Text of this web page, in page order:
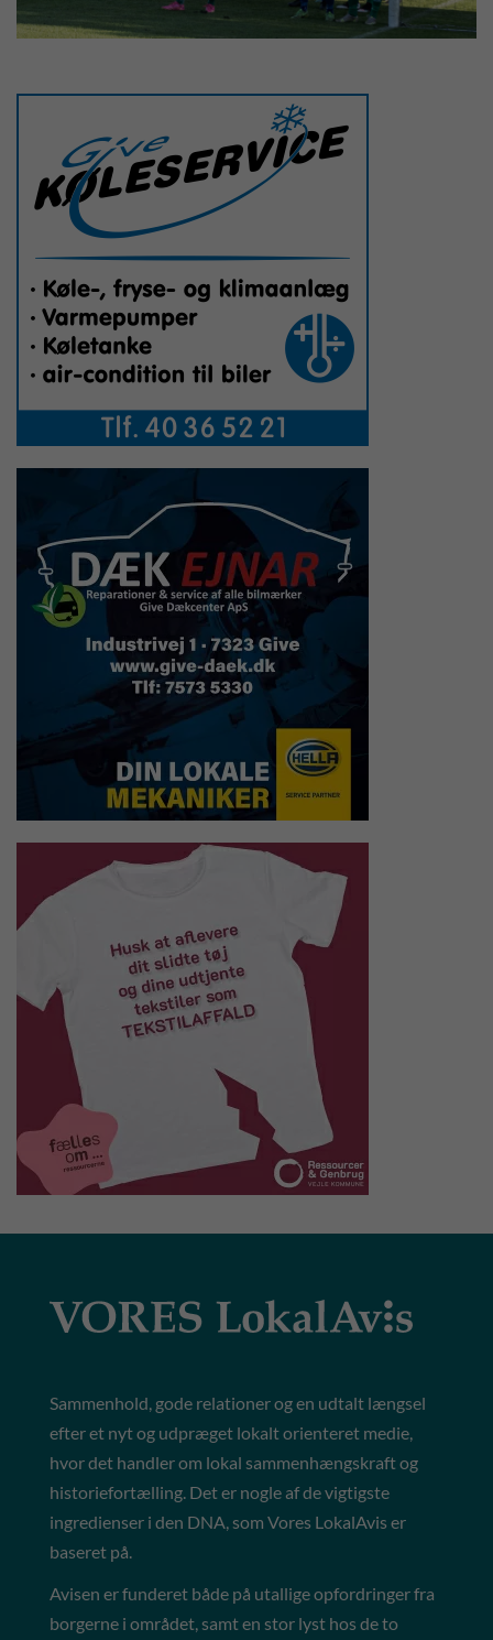
Sammenhold, gode relationer og en udtalt længsel
efter et nyt og udpræget lokalt orienteret medie,
hvor det handler om lokal sammenhængskraft og
historiefortælling. Det er nogle af de vigtigste
ingredienser i den DNA, som Vores LokalAvis er
baseret på.
Avisen er funderet både på utallige opfordringer fra
borgerne i området, samt en stor lyst hos de to